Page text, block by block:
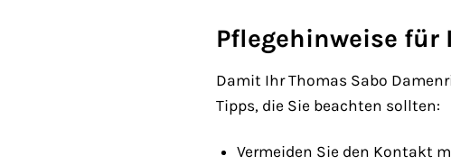
Pflegehinweise für
Damit Ihr Thomas Sabo
Tipps, die Sie beachten sollten:
Vermeiden Sie den Kontakt